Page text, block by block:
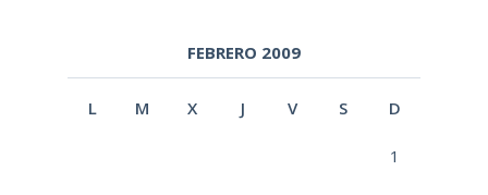
FEBRERO 2009
L M X J V S D
1